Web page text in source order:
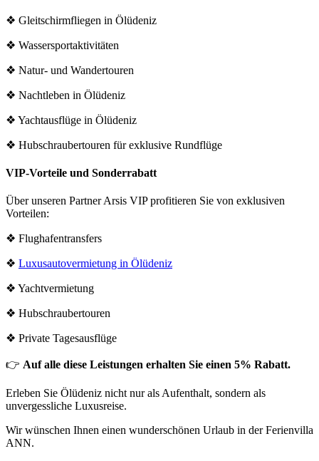
❖ Gleitschirmfliegen in Ölüdeniz
❖ Wassersportaktivitäten
❖ Natur- und Wandertouren
❖ Nachtleben in Ölüdeniz
❖ Yachtausflüge in Ölüdeniz
❖ Hubschraubertouren für exklusive Rundflüge
VIP-Vorteile und Sonderrabatt
Über unseren Partner Arsis VIP profitieren Sie von exklusiven
Vorteilen:
❖ Flughafentransfers
❖ Luxusautovermietung in Ölüdeniz
❖ Yachtvermietung
❖ Hubschraubertouren
❖ Private Tagesausflüge
👉 Auf alle diese Leistungen erhalten Sie einen 5% Rabatt.
Erleben Sie Ölüdeniz nicht nur als Aufenthalt, sondern als
unvergessliche Luxusreise.
Wir wünschen Ihnen einen wunderschönen Urlaub in der Ferienvilla
ANN.